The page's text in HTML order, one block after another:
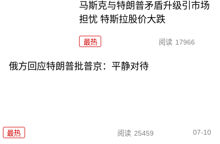
马斯克与特朗普矛盾升级引市场
担忧 特斯拉股价大跌
最热 阅读 17966
俄方回应特朗普批普京：平静对待
最热 阅读 25459 07-10